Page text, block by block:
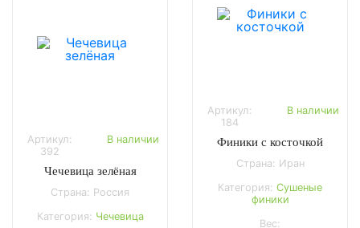
Артикул:
392
В наличии
Чечевица зелёная
Страна: Россия
Категория: Чечевица
Артикул:
184
В наличии
Финики с косточкой
Страна: Иран
Категория: Сушеные
финики
Вес: